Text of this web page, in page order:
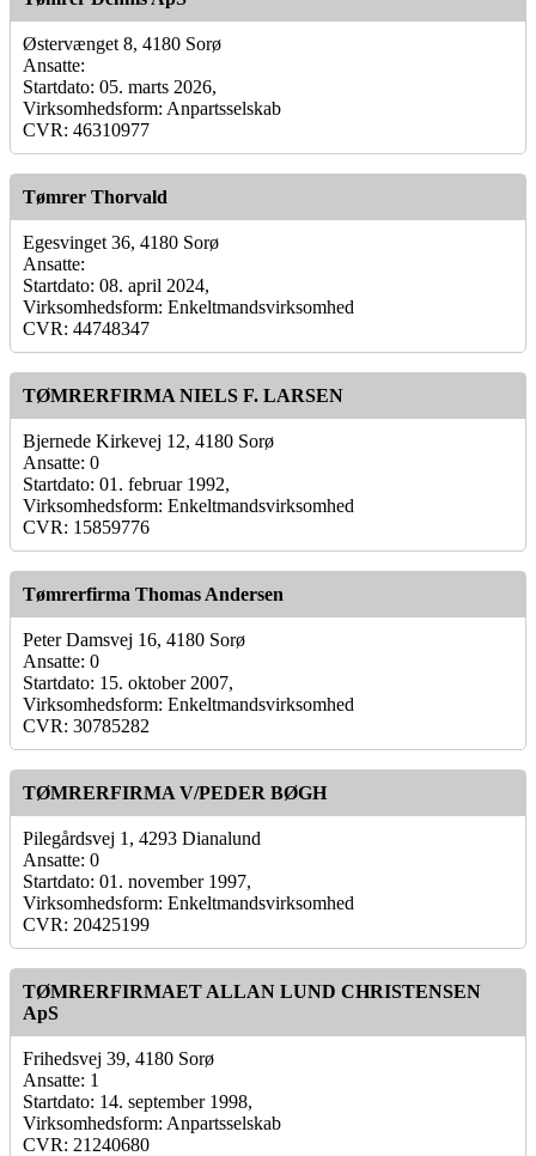
Østervænget 8, 4180 Sorø
Ansatte:
Startdato: 05. marts 2026,
Virksomhedsform: Anpartsselskab
CVR: 46310977
Tømrer Thorvald
Egesvinget 36, 4180 Sorø
Ansatte:
Startdato: 08. april 2024,
Virksomhedsform: Enkeltmandsvirksomhed
CVR: 44748347
TØMRERFIRMA NIELS F. LARSEN
Bjernede Kirkevej 12, 4180 Sorø
Ansatte: 0
Startdato: 01. februar 1992,
Virksomhedsform: Enkeltmandsvirksomhed
CVR: 15859776
Tømrerfirma Thomas Andersen
Peter Damsvej 16, 4180 Sorø
Ansatte: 0
Startdato: 15. oktober 2007,
Virksomhedsform: Enkeltmandsvirksomhed
CVR: 30785282
TØMRERFIRMA V/PEDER BØGH
Pilegårdsvej 1, 4293 Dianalund
Ansatte: 0
Startdato: 01. november 1997,
Virksomhedsform: Enkeltmandsvirksomhed
CVR: 20425199
TØMRERFIRMAET ALLAN LUND CHRISTENSEN
ApS
Frihedsvej 39, 4180 Sorø
Ansatte: 1
Startdato: 14. september 1998,
Virksomhedsform: Anpartsselskab
CVR: 21240680